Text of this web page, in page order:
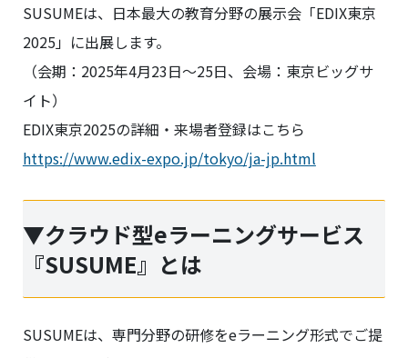
SUSUMEは、日本最大の教育分野の展示会「EDIX東京
2025」に出展します。
（会期：2025年4月23日～25日、会場：東京ビッグサ
イト）
EDIX東京2025の詳細・来場者登録はこちら
https://www.edix-expo.jp/tokyo/ja-jp.html
▼クラウド型eラーニングサービス
『SUSUME』とは
SUSUMEは、専門分野の研修をeラーニング形式でご提